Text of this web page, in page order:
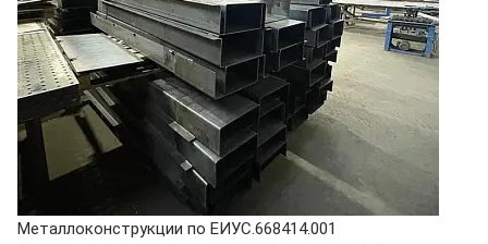
Металлоконструкции по ЕИУС.668414.001